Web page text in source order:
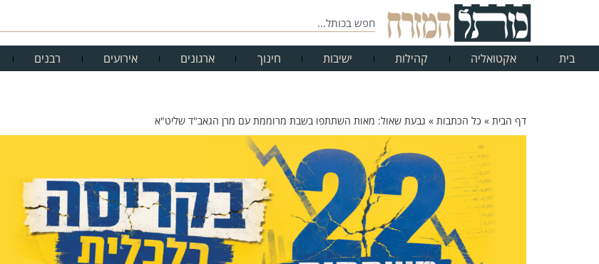
בית אקטואליה קהילות ישיבות חינוך ארגונים אירועים רבנים
דף הבית » כל הכתבות » גבעת שאול: מאות השתתפו בשבת מרוממת עם מרן הגאב"ד שליט"א